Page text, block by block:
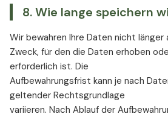
8. Wie lange speichern
Wir bewahren Ihre Daten nicht länger
Zweck, für den die Daten erhoben
erforderlich ist. Die
Aufbewahrungsfrist kann je nach
geltender Rechtsgrundlage
variieren. Nach Ablauf der